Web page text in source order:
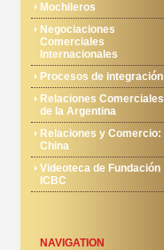
Mochileros
Negociaciones
Comerciales
Internacionales
Procesos de integración
Relaciones Comerciales
de la Argentina
Relaciones y Comercio:
China
Videoteca de Fundación
ICBC
NAVIGATION